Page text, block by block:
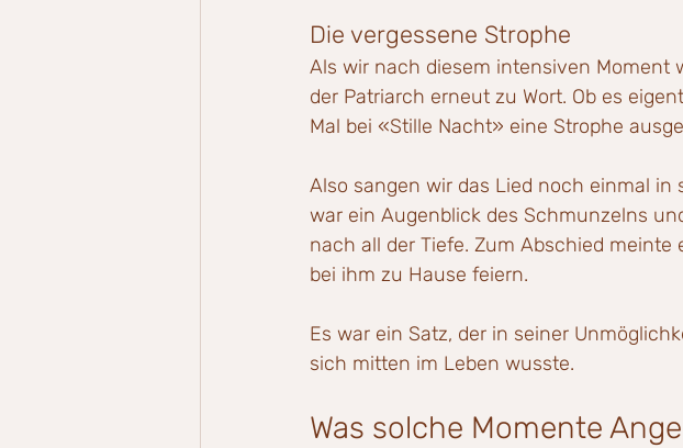
Die vergessene Strophe
Als wir nach diesem intensiven Moment
der Patriarch erneut zu Wort. Ob es
Mal bei «Stille Nacht» eine Strophe
Also sangen wir das Lied noch einmal
war ein Augenblick des Schmunzelns
nach all der Tiefe. Zum Abschied
bei ihm zu Hause feiern.
Es war ein Satz, der in seiner
sich mitten im Leben wusste.
Was solche Momente